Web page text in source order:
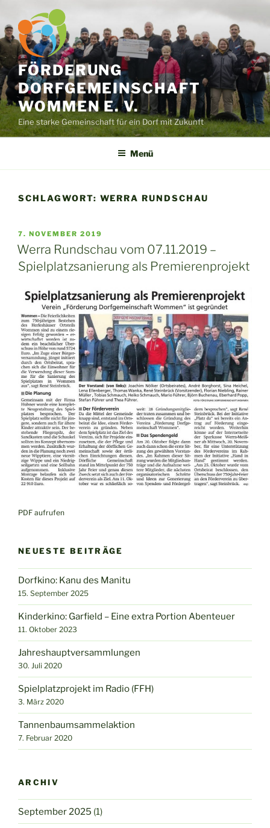
Inhalt
springen
FÖRDERUNG
DORFGEMEINSCHAFT
WOMMEN E. V.
Eine starke Gemeinschaft für ein Dorf mit Zukunft
Menü
SCHLAGWORT: WERRA RUNDSCHAU
VERÖFFENTLICHT
AM
7. NOVEMBER 2019
Werra Rundschau vom 07.11.2019 –
Spielplatzsanierung als Premierenprojekt
PDF aufrufen
NEUESTE BEITRÄGE
Dorfkino: Kanu des Manitu
15. September 2025
Kinderkino: Garfield – Eine extra Portion Abenteuer
11. Oktober 2023
Jahreshauptversammlungen
30. Juli 2020
Spielplatzprojekt im Radio (FFH)
3. März 2020
Tannenbaumsammelaktion
7. Februar 2020
ARCHIV
September 2025 (1)